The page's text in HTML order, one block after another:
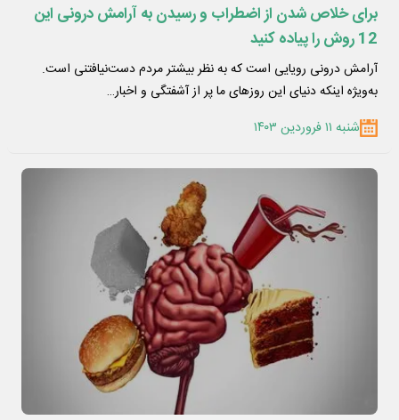
برای خلاص شدن از اضطراب و رسیدن به آرامش درونی این
12 روش را پیاده کنید
آرامش درونی رویایی است که به نظر بیشتر مردم دست‌نیافتنی است.
به‌ویژه اینکه دنیای این روزهای ما پر از آشفتگی و اخبار…
شنبه ۱۱ فروردین ۱۴۰۳